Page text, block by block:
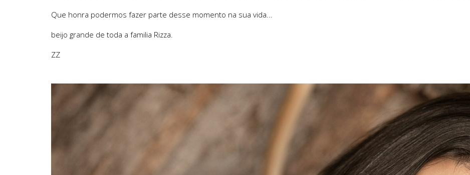
Que honra podermos fazer parte desse momento na sua vida...
beijo grande de toda a familia Rizza.
ZZ